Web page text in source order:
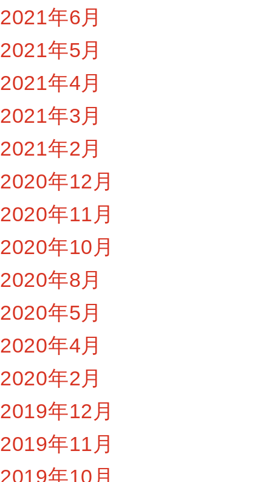
2021年6月
2021年5月
2021年4月
2021年3月
2021年2月
2020年12月
2020年11月
2020年10月
2020年8月
2020年5月
2020年4月
2020年2月
2019年12月
2019年11月
2019年10月